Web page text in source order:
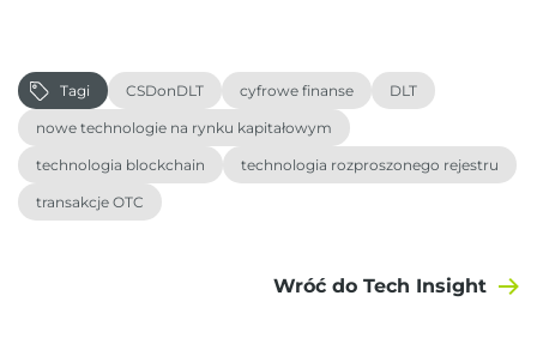
Tagi CSDonDLT cyfrowe finanse DLT
nowe technologie na rynku kapitałowym
technologia blockchain technologia rozproszonego rejestru
transakcje OTC
Wróć do Tech Insight